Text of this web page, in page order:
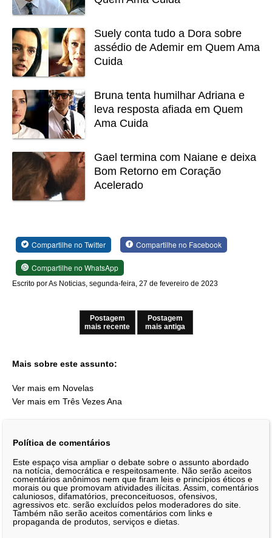
Suely conta tudo a Dora sobre
assédio de Ademir em Quem Ama
Cuida
Bruna tenta humilhar Adriana e
leva resposta afiada em Quem
Ama Cuida
Gael termina com Naiane e deixa
Bom Retorno em Coração
Acelerado
Compartilhe no Twitter Compartilhe no Facebook
Compartilhe no WhatsApp
Escrito por As Noticias, segunda-feira, 27 de fevereiro de 2023
Postagem
mais recente
Postagem
mais antiga
Mais sobre este assunto:
Ver mais em Novelas
Ver mais em Três Vezes Ana
Política de comentários
Este espaço visa ampliar o debate sobre o assunto abordado
na notícia, democrática e respeitosamente. Não serão aceitos
comentários anônimos nem que firam leis e princípios éticos e
morais ou que promovam atividades ilícitas. Assim, comentários
caluniosos, difamatórios, preconceituosos, ofensivos,
agressivos etc. serão excluídos pelos moderadores do site.
Também não serão aceitos comentários com links e
propaganda de produtos, serviços e dietas.